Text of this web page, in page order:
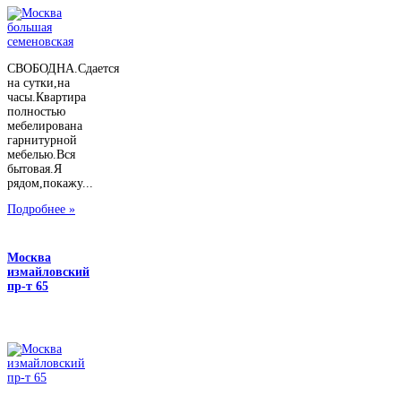
СВОБОДНА.Сдается
на сутки,на
часы.Квартира
полностью
мебелирована
гарнитурной
мебелью.Вся
бытовая.Я
рядом,покажу...
Подробнее »
Москва
измайловский
пр-т 65